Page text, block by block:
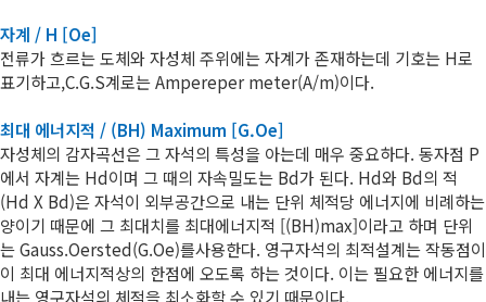
자계 / H [Oe]
전류가 흐르는 도체와 자성체 주위에는 자계가 존재하는데 기호는 H로
표기하고,C.G.S계로는 Ampereper meter(A/m)이다.
최대 에너지적 / (BH) Maximum [G.Oe]
자성체의 감자곡선은 그 자석의 특성을 아는데 매우 중요하다. 동자점 P
에서 자계는 Hd이며 그 때의 자속밀도는 Bd가 된다. Hd와 Bd의 적
(Hd X Bd)은 자석이 외부공간으로 내는 단위 체적당 에너지에 비례하는
양이기 때문에 그 최대치를 최대에너지적 [(BH)max]이라고 하며 단위
는 Gauss.Oersted(G.Oe)를사용한다. 영구자석의 최적설계는 작동점이
이 최대 에너지적상의 한점에 오도록 하는 것이다. 이는 필요한 에너지를
내는 영구자석의 체적을 최소화할 수 있기 때문이다.